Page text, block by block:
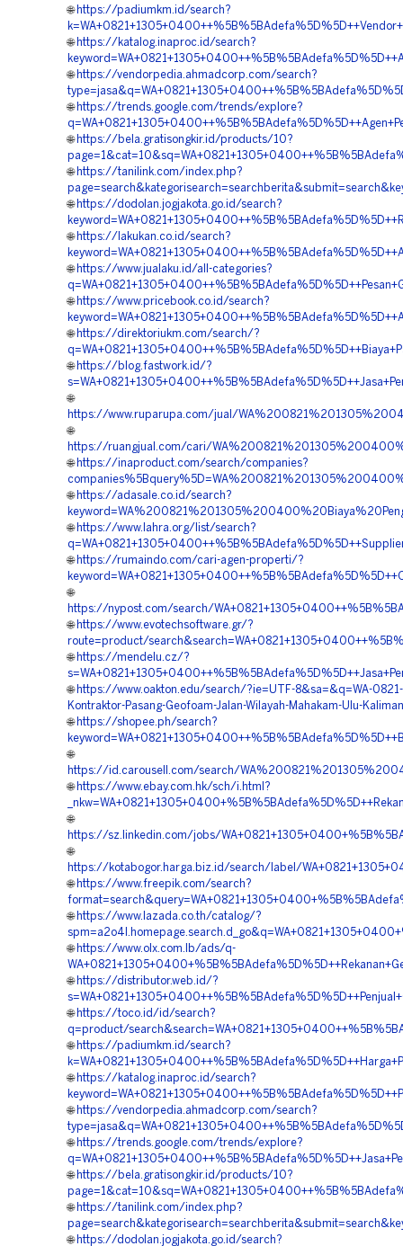
🌐 https://padiumkm.id/search?
🌐 https://katalog.inaproc.id/search?
🌐 https://vendorpedia.ahmadcorp.com/search?
🌐 https://trends.google.com/trends/explore?
🌐 https://bela.gratisongkir.id/products/10?
🌐 https://tanilink.com/index.php?
🌐 https://dodolan.jogjakota.go.id/search?
🌐 https://lakukan.co.id/search?
🌐 https://www.jualaku.id/all-categories?
🌐 https://www.pricebook.co.id/search?
🌐 https://direktoriukm.com/search/?
🌐 https://blog.fastwork.id/?
🌐
https://www.ruparupa.com/jual/
🌐
https://ruangjual.com/cari/
🌐 https://inaproduct.com/search/companies?
🌐 https://adasale.co.id/search?
🌐 https://www.lahra.org/list/search?
🌐 https://rumaindo.com/cari-agen-properti/?
🌐
https://nypost.com/search/
🌐 https://www.evotechsoftware.gr/?
route=product/
🌐 https://mendelu.cz/?
🌐 https://www.oakton.edu/search/?ie=UTF-8&sa=&q=WA-
Kontraktor-Pasang-Geofoam-Jalan-Wilayah-Mahakam-Ulu-
🌐 https://shopee.ph/search?
🌐
https://id.carousell.com/search/
🌐 https://www.ebay.com.hk/sch/i.html?
🌐
https://sz.linkedin.com/jobs/
🌐
https://kotabogor.harga.biz.id/search/label/
🌐 https://www.freepik.com/search?
🌐 https://www.lazada.co.th/catalog/?
🌐 https://www.olx.com.lb/ads/q-
🌐 https://distributor.web.id/?
🌐 https://toco.id/id/search?
q=product/
🌐 https://padiumkm.id/search?
🌐 https://katalog.inaproc.id/search?
🌐 https://vendorpedia.ahmadcorp.com/search?
🌐 https://trends.google.com/trends/explore?
🌐 https://bela.gratisongkir.id/products/10?
🌐 https://tanilink.com/index.php?
🌐 https://dodolan.jogjakota.go.id/search?